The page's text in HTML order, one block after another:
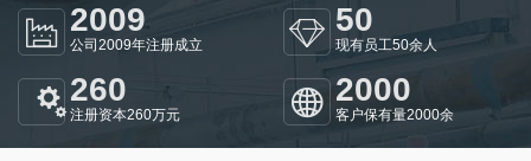
2009
公司2009年注册成立
50
现有员工50余人
260
注册资本260万元
2000
客户保有量2000余